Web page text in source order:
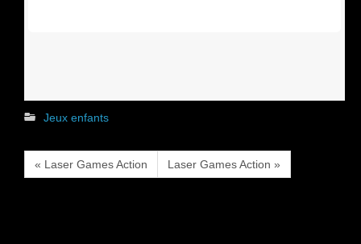
Jeux enfants
« Laser Games Action Laser Games Action »